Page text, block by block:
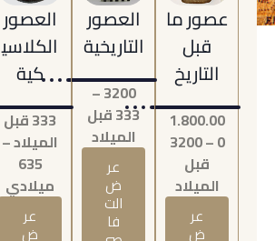
عصور ما
قبل
التاريخ
1.800.00
0 – 3200
قبل
الميلاد
عر
ض
العصور
التاريخية
3200 –
333 قبل
الميلاد
عر
ض
الت
فا
العصور
الكلاسي
كية
333 قبل
الميلاد –
635
ميلادي
عر
ض